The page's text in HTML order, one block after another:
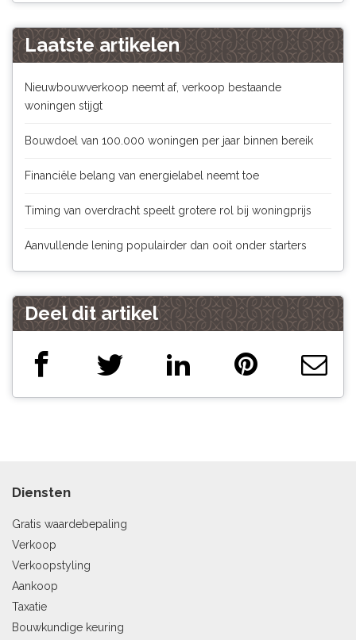
Laatste artikelen
Nieuwbouwverkoop neemt af, verkoop bestaande
woningen stijgt
Bouwdoel van 100.000 woningen per jaar binnen bereik
Financiële belang van energielabel neemt toe
Timing van overdracht speelt grotere rol bij woningprijs
Aanvullende lening populairder dan ooit onder starters
Deel dit artikel
Diensten
Gratis waardebepaling
Verkoop
Verkoopstyling
Aankoop
Taxatie
Bouwkundige keuring